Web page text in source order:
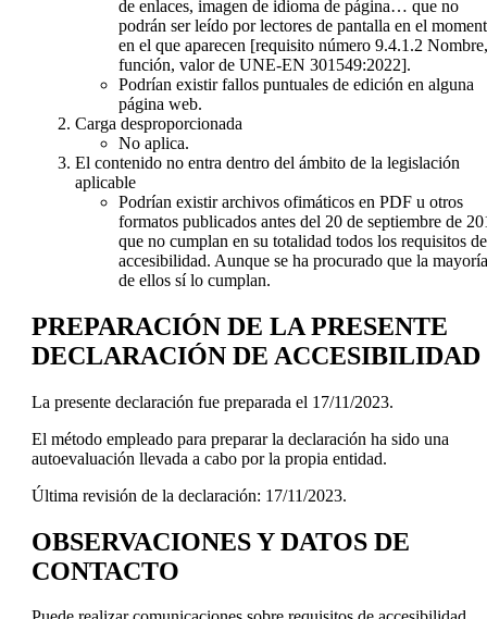
de enlaces, imagen de idioma de página… que no
podrán ser leído por lectores de pantalla en el
en el que aparecen [requisito número 9.4.1.2 Nombre,
función, valor de UNE-EN 301549:2022].
Podrían existir fallos puntuales de edición en alguna
página web.
Carga desproporcionada
No aplica.
El contenido no entra dentro del ámbito de la legislación
aplicable
Podrían existir archivos ofimáticos en PDF u otros
formatos publicados antes del 20 de septiembre de
que no cumplan en su totalidad todos los requisitos de
accesibilidad. Aunque se ha procurado que la mayoría
de ellos sí lo cumplan.
PREPARACIÓN DE LA PRESENTE
DECLARACIÓN DE ACCESIBILIDAD
La presente declaración fue preparada el 17/11/2023.
El método empleado para preparar la declaración ha sido una
autoevaluación llevada a cabo por la propia entidad.
Última revisión de la declaración: 17/11/2023.
OBSERVACIONES Y DATOS DE
CONTACTO